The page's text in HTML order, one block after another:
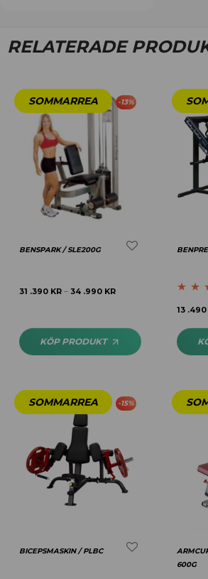
RELATERADE
-13%
BENSPARK / SLE200G
31 .390 KR – 34 .990 KR
KÖP PRODUKT
13 .490
-15%
BICEPSMASKIN / PLBC
600G